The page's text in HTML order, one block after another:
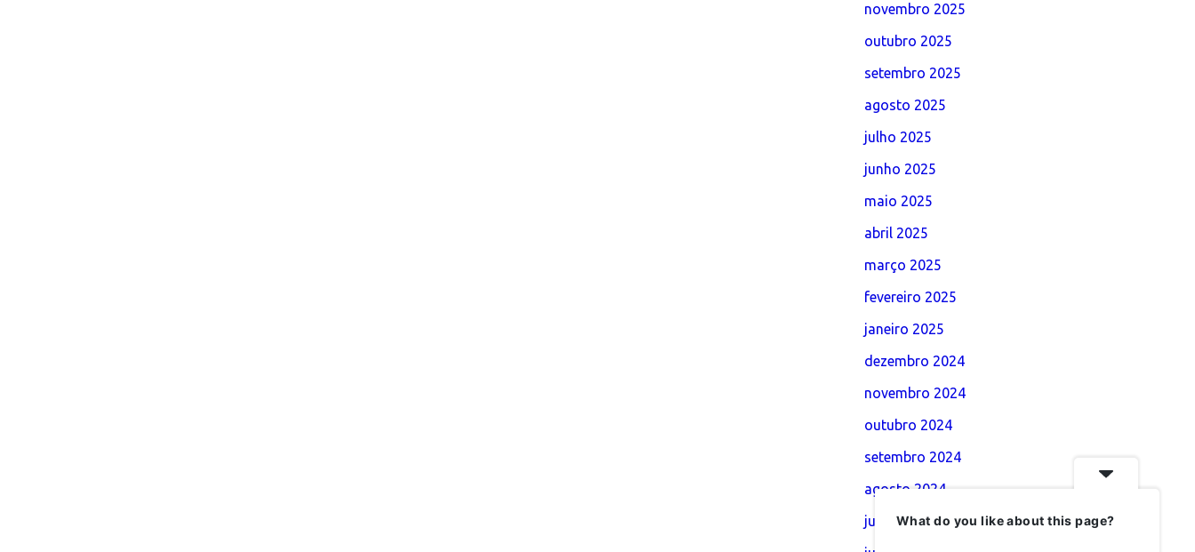
novembro 2025
outubro 2025
setembro 2025
agosto 2025
julho 2025
junho 2025
maio 2025
abril 2025
março 2025
fevereiro 2025
janeiro 2025
dezembro 2024
novembro 2024
outubro 2024
setembro 2024
agosto 2024
julho 2024What do you like about this page?